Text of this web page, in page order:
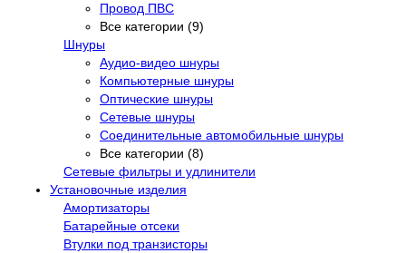
Провод ПВС
Все категории (9)
Шнуры
Аудио-видео шнуры
Компьютерные шнуры
Оптические шнуры
Сетевые шнуры
Соединительные автомобильные шнуры
Все категории (8)
Сетевые фильтры и удлинители
Установочные изделия
Амортизаторы
Батарейные отсеки
Втулки под транзисторы